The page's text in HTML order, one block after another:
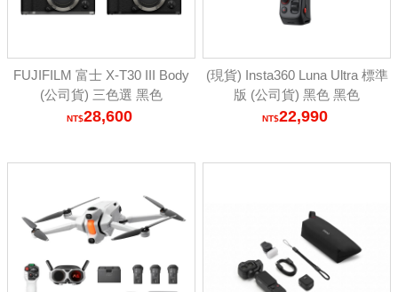
FUJIFILM 富士 X-T30 III Body
(公司貨) 三色選 黑色
28,600
(現貨) Insta360 Luna Ultra 標準
版 (公司貨) 黑色 黑色
22,990